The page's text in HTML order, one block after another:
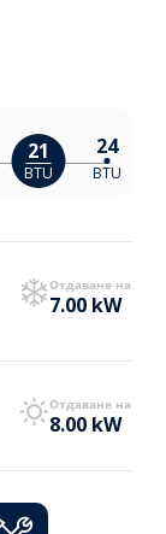
21
BTU
24
BTU
Отдаване на
7.00 kW
Отдаване на
8.00 kW